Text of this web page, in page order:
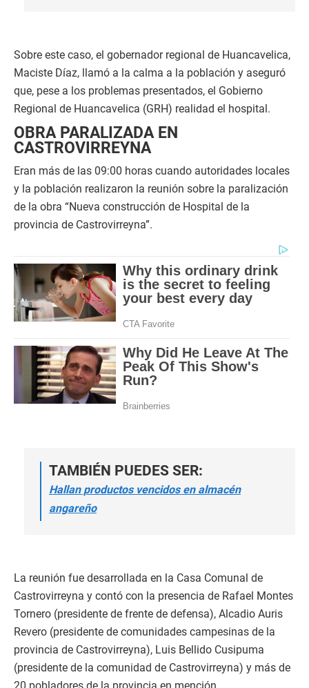
Sobre este caso, el gobernador regional de Huancavelica,
Maciste Díaz, llamó a la calma a la población y aseguró
que, pese a los problemas presentados, el Gobierno
Regional de Huancavelica (GRH) realidad el hospital.
OBRA PARALIZADA EN
CASTROVIRREYNA
Eran más de las 09:00 horas cuando autoridades locales
y la población realizaron la reunión sobre la paralización
de la obra “Nueva construcción de Hospital de la
provincia de Castrovirreyna”.
TAMBIÉN PUEDES SER:
Hallan productos vencidos en almacén
angareño
La reunión fue desarrollada en la Casa Comunal de
Castrovirreyna y contó con la presencia de Rafael Montes
Tornero (presidente de frente de defensa), Alcadio Auris
Revero (presidente de comunidades campesinas de la
provincia de Castrovirreyna), Luis Bellido Cusipuma
(presidente de la comunidad de Castrovirreyna) y más de